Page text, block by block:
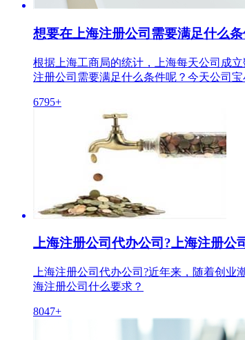
想要在上海注册公司需要满足什么条
根据上海工商局的统计，上海每天公司成
注册公司需要满足什么条件呢？今天公司
6795+
上海注册公司代办公司?上海注册公
上海注册公司代办公司?近年来，随着创
海注册公司什么要求？
8047+